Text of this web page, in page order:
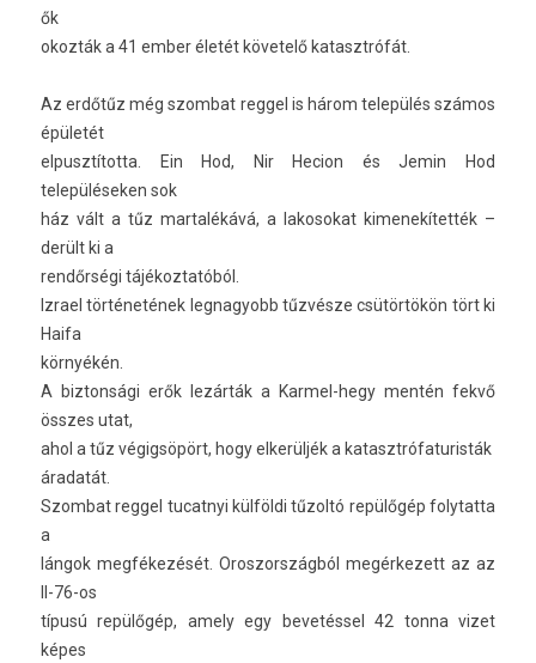
ők
okozták a 41 ember életét követelő katasztrófát.
Az erdőtűz még szom­bat re­ggel is három település számos
épületét
el­pusztítot­ta. Ein Hod, Nir Hec­ion és Jemin Hod
településeken sok
ház vált a tűz mar­talékává, a lakosokat kimenekítet­ték –
derült ki a
rendőrségi tájékoz­tatóból.
Iz­rael történetének leg­nagyobb tűzvésze csütörtökön tört ki
Haifa
környékén.
A bi­zton­sági erők lezárták a Karmel-hegy mentén fekvő
összes utat,
ahol a tűz végigsöpört, hogy elkerüljék a katasztrófaturis­ták
áradatát.
Szom­bat re­ggel tucat­nyi külföldi tűzoltó repülőgép folytat­ta
a
lángok megfékezését. Oros­zország­ból megér­kezett az az
Il-76-os
típusú repülőgép, amely egy bevetéssel 42 tonna vizet
képes